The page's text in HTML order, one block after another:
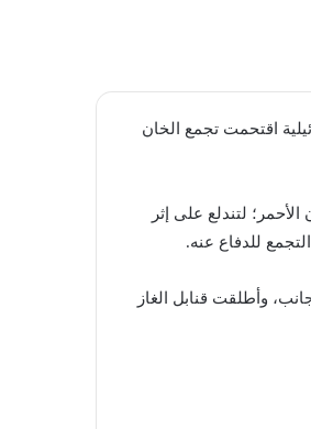
اقتحمت تجمع الخان
لتندلع على إثر
للدفاع عنه.
وأطلقت قنابل الغاز